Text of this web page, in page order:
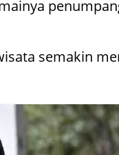
semakin